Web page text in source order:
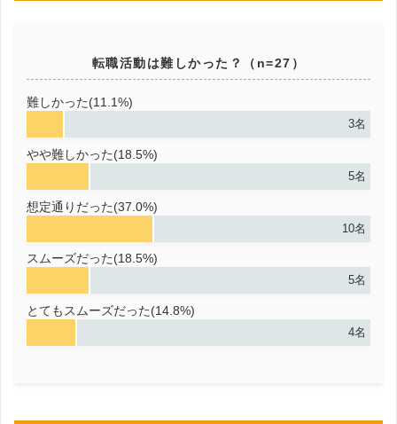
転職活動は難しかった？（n=27）
難しかった(11.1%)
3名
やや難しかった(18.5%)
5名
想定通りだった(37.0%)
10名
スムーズだった(18.5%)
5名
とてもスムーズだった(14.8%)
4名